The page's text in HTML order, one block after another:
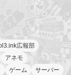
広報部
アネモ
ゲーム
サーバー